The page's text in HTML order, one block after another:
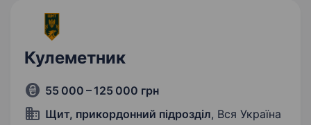
Кулеметник
55 000 – 125 000 грн
Щит, прикордонний підрозділ, Вся Україна